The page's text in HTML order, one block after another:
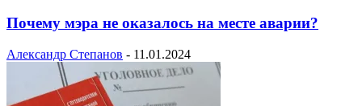
Почему мэра не оказалось на месте аварии?
Александр Степанов - 11.01.2024